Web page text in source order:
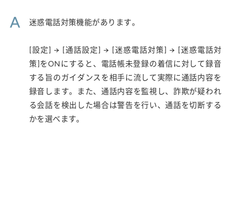
A 迷惑電話対策機能があります。
[設定] → [通話設定] → [迷惑電話対策] → [迷惑電話対
策]をONにすると、電話帳未登録の着信に対して録音
する旨のガイダンスを相手に流して実際に通話内容を
録音します。また、通話内容を監視し、詐欺が疑われ
る会話を検出した場合は警告を行い、通話を切断する
かを選べます。